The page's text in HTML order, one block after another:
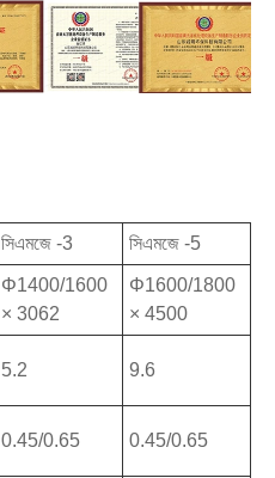
সিএমজে -3 সিএমজে -5
Φ1400/1600
× 3062
Φ1600/1800
× 4500
5.2 9.6
0.45/0.65 0.45/0.65